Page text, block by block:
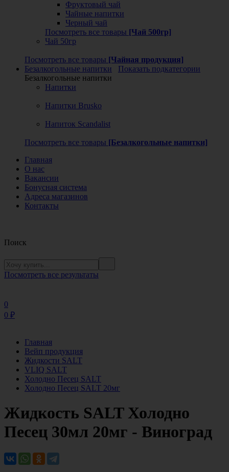
Фруктовый чай
Чайные напитки
Черный чай
Посмотреть все товары [Чай 500гр]
Чай 50гр
Посмотреть все товары [Чайная продукция]
Безалкогольные напитки
Показать подкатегории
Безалкогольные напитки
Напитки
Напитки Brusko
Напиток Scandalist
Посмотреть все товары [Безалкогольные напитки]
Главная
О нас
Вакансии
Бонусная система
Адреса магазинов
Контакты
Поиск
Посмотреть все результаты
0
0 ₽
Главная
Вейп продукция
Жидкости SALT
VLIQ SALT
Холодно Песец SALT
Холодно Песец SALT 20мг
Жидкость SALT Холодно
Песец 30мл 20мг - Виноград